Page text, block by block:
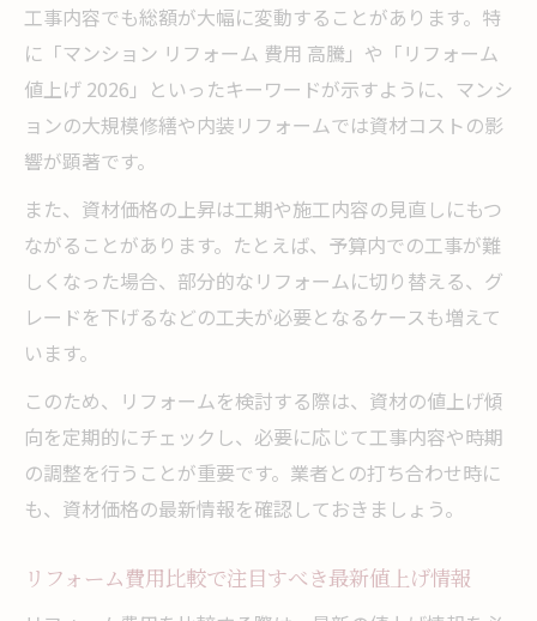
リフォーム資材値上げに強い補助金選びの
コツ
リフォーム値上げ前に知る最適な契約タイミン
グ
リフォーム値上げ直前の最適契約タイミン
グとは
リフォーム費用を抑えるための早期契約戦
略
リフォーム値上げ時期を見極めた賢い発注
リフォーム契約は値上げ前が有利な理由と
根拠
リフォーム計画のスケジュール調整で費用
節約
工事内容でも総額が大幅に変動することがあります。特
に「マンション リフォーム 費用 高騰」や「リフォーム
値上げ 2026」といったキーワードが示すように、マンシ
ョンの大規模修繕や内装リフォームでは資材コストの影
響が顕著です。
また、資材価格の上昇は工期や施工内容の見直しにもつ
ながることがあります。たとえば、予算内での工事が難
しくなった場合、部分的なリフォームに切り替える、グ
レードを下げるなどの工夫が必要となるケースも増えて
います。
このため、リフォームを検討する際は、資材の値上げ傾
向を定期的にチェックし、必要に応じて工事内容や時期
の調整を行うことが重要です。業者との打ち合わせ時に
も、資材価格の最新情報を確認しておきましょう。
リフォーム費用比較で注目すべき最新値上げ情報